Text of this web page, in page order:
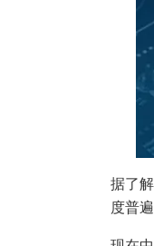
据了
度普